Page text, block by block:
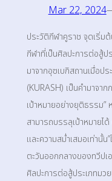
Mar 22, 2024
ประวัติกีฬาคูราช จุดเริ่ม
กีฬาที่เป็นศิลปะการต่อสู้ป
มาจากอุซเบกิสถานเมื่อ
(KURASH) เป็นคำมาจา
เป้าหมายอย่างยุติธรรม”
สามารถบรรลุเป้าหมาย
และความสม่ำเสมอเท่านั้
ตะวันออกกลางของทวีปเ
ศิลปะการต่อสู้ประเภทมว